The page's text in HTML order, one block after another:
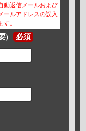
動返信メールおよび
ールアドレスの誤入
。
) 必須